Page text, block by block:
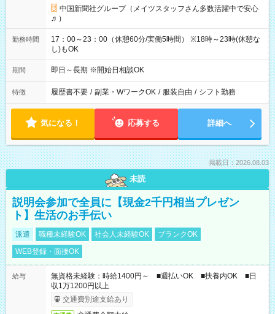
中国新聞社グループ（メイツスタッフさん多数活躍中で安心
♬）
勤務時間
17：00～23：00（休憩60分/実働5時間） ※18時～23時(休憩な
し)もOK
期間 即日～長期 ※開始日相談OK
特徴 履歴書不要 / 副業・WワークOK / 服装自由 / シフト勤務
気になる！ 応募する 詳細へ
掲載日：2026.08.03
未読
説明会参加で全員に【現金2千円相当プレゼン
ト】生活のお手伝い
派遣 職種未経験OK 社会人未経験OK
ブランクOK
WEB登録・面接OK
給与
無資格未経験：時給1400円～ ■週払いOK ■扶養内OK ■日
収1万1200円以上
交通費別途支給あり